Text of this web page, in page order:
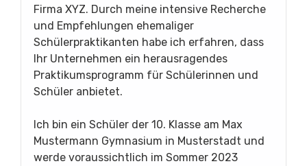
Firma XYZ. Durch meine intensive Recherche
und Empfehlungen ehemaliger
Schülerpraktikanten habe ich erfahren, dass
Ihr Unternehmen ein herausragendes
Praktikumsprogramm für Schülerinnen und
Schüler anbietet.
Ich bin ein Schüler der 10. Klasse am Max
Mustermann Gymnasium in Musterstadt und
werde voraussichtlich im Sommer 2023